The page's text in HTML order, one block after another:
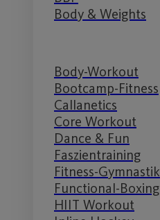
Body & Weights
Body-Workout
Bootcamp-Fitness
Callanetics
Core Workout
Dance & Fun
Faszientraining
Fitness-Gymnastik
Functional-Boxing
HIIT Workout